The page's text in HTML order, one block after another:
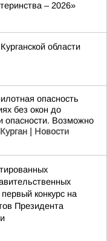
– 2026»
области
опасность
без окон до
опасности. Возможно
| Новости
конкурс на
Президента